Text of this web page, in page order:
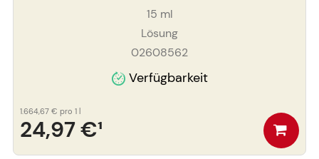
15 ml
Lösung
02608562
Verfügbarkeit
24,97 €¹
1.664,67 € pro 1 l